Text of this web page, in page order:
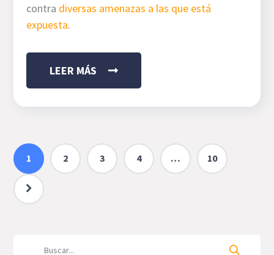
contra diversas amenazas a las que está
expuesta.
LEER MÁS
1 2 3 4 … 10